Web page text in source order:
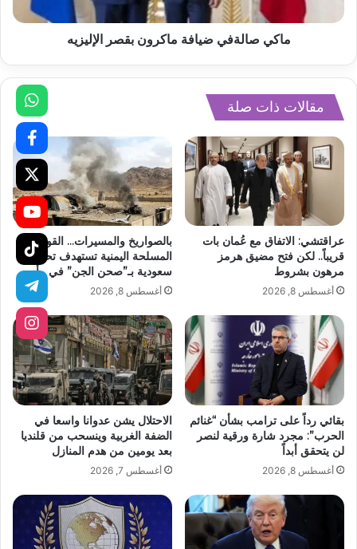
ماكي صالةفي ضيافة ماكرون بقصر الإليزيه
مقالات ذات صلة
عراقتشي: الاتفاق مع عُمان بات
قريباً.. لكن فتح مضيق هرمز
مرهون بشروط
أغسطس 8, 2026
بالصواريخ والمسيرات… القوات
المسلحة اليمنية تستهدف تحشدات
سعودية بـ”صحن الجن” في مأرب
أغسطس 8, 2026
بقائي رداً على ترامب بشأن “غنائم
الحرب”: مجرد شارة ورقية لنصر
لن يتحقق أبداً
أغسطس 8, 2026
الاحتلال يشن عدوانا واسعا في
الضفة الغربية وينسحب من قلنديا
بعد يومين من هدم المنازل
أغسطس 7, 2026